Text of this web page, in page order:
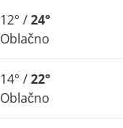
12° /24°
Oblačno
14° /22°
Oblačno